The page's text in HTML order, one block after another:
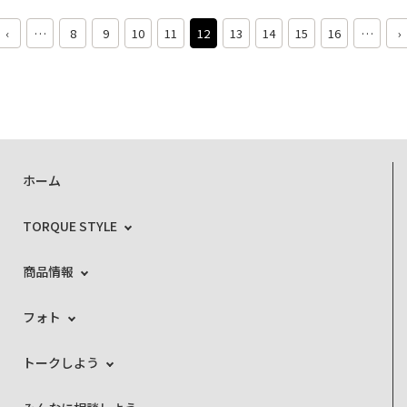
‹ … 8 9 10 11 12 13 14 15 16 … ›
ホーム
TORQUE STYLE
商品情報
フォト
トークしよう